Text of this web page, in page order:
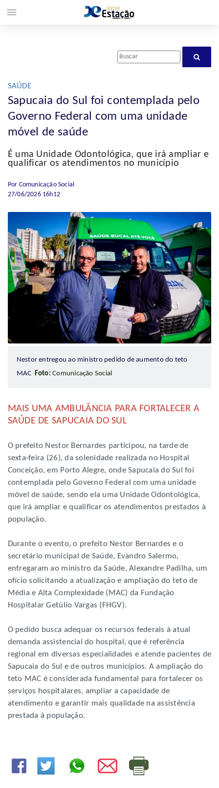
SAÚDE
Sapucaia do Sul foi contemplada pelo
Governo Federal com uma unidade
móvel de saúde
É uma Unidade Odontológica, que irá ampliar e
qualificar os atendimentos no município
Por Comunicação Social
27/06/2026 16h12
Nestor entregou ao ministro pedido de aumento do teto
MAC Foto: Comunicação Social
MAIS UMA AMBULÂNCIA PARA FORTALECER A
SAÚDE DE SAPUCAIA DO SUL
O prefeito Nestor Bernardes participou, na tarde de
sexta-feira (26), da solenidade realizada no Hospital
Conceição, em Porto Alegre, onde Sapucaia do Sul foi
contemplada pelo Governo Federal com uma unidade
móvel de saúde, sendo ela uma Unidade Odontológica,
que irá ampliar e qualificar os atendimentos prestados à
população.
Durante o evento, o prefeito Nestor Bernardes e o
secretário municipal de Saúde, Evandro Salermo,
entregaram ao ministro da Saúde, Alexandre Padilha, um
ofício solicitando a atualização e ampliação do teto de
Média e Alta Complexidade (MAC) da Fundação
Hospitalar Getúlio Vargas (FHGV).
O pedido busca adequar os recursos federais à atual
demanda assistencial do hospital, que é referência
regional em diversas especialidades e atende pacientes de
Sapucaia do Sul e de outros municípios. A ampliação do
teto MAC é considerada fundamental para fortalecer os
serviços hospitalares, ampliar a capacidade de
atendimento e garantir mais qualidade na assistência
prestada à população.
menu